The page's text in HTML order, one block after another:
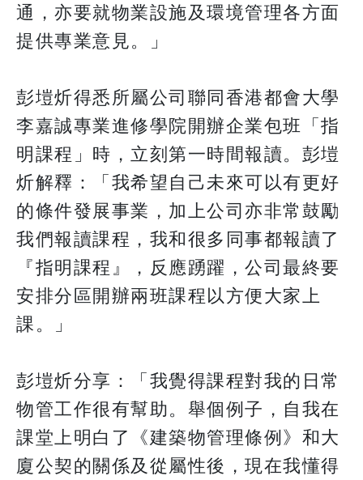
通，亦要就物業設施及環境管理各方面
提供專業意見。」
彭塏炘得悉所屬公司聯同香港都會大學
李嘉誠專業進修學院開辦企業包班「指
明課程」時，立刻第一時間報讀。彭塏
炘解釋：「我希望自己未來可以有更好
的條件發展事業，加上公司亦非常鼓勵
我們報讀課程，我和很多同事都報讀了
『指明課程』，反應踴躍，公司最終要
安排分區開辦兩班課程以方便大家上
課。」
彭塏炘分享：「我覺得課程對我的日常
物管工作很有幫助。舉個例子，自我在
課堂上明白了《建築物管理條例》和大
廈公契的關係及從屬性後，現在我懂得